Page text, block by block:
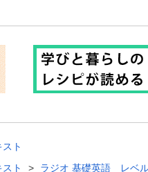
ト
ト ラジオ 基礎英語 レベ